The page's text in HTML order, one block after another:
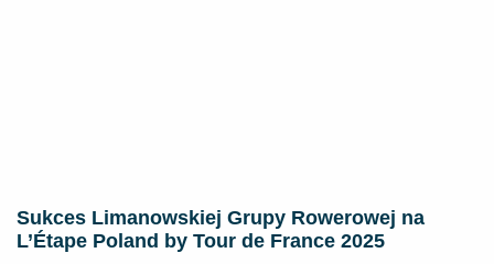
Sukces Limanowskiej Grupy Rowerowej na
L’Étape Poland by Tour de France 2025